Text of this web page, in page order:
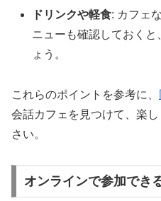
ドリンクや軽食: カフェ
ニューも確認しておく
ょう。
これらのポイントを参考に、
会話カフェを見つけて、楽
さい。
オンラインで参加でき